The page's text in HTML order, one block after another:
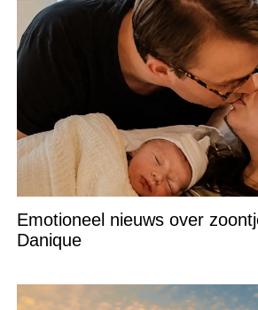
Emotioneel nieuws over
Danique